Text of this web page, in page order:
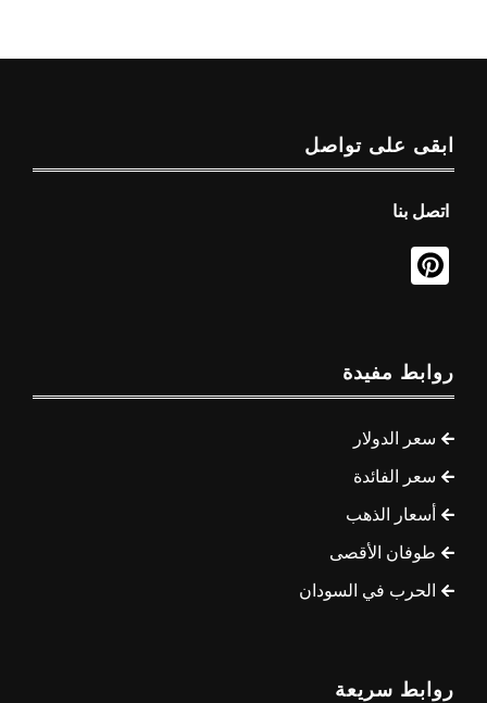
ابقى على تواصل
اتصل بنا
روابط مفيدة
سعر الدولار
سعر الفائدة
أسعار الذهب
طوفان الأقصى
الحرب في السودان
روابط سريعة